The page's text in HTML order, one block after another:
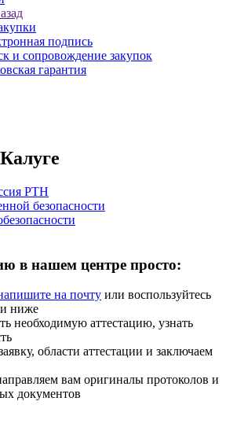
подпись
и сопровождение закупок
гарантия
РТН
безопасности
в нашем центре просто:
на почту или воспользуйтесь
ниже
необходимую аттестацию, узнать
области аттестации и заключаем
вам оригиналы протоколов и
документов